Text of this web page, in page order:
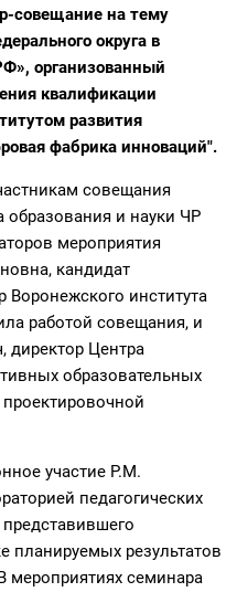
совещание на тему
округа в
организованный
квалификации
развития
фабрика инноваций".
совещания
и науки ЧР
мероприятия
кандидат
Воронежского института
работой совещания, и
директор Центра
образовательных
участие Р.М.
педагогических
планируемых результатов
мероприятиях семинара